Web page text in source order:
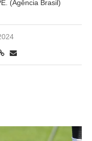
(Agência Brasil)